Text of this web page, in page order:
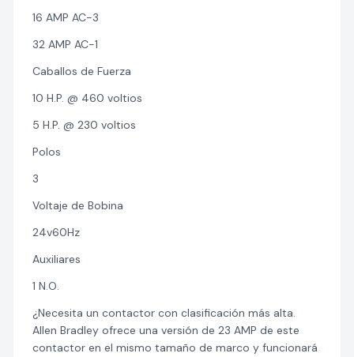
16 AMP AC-3
32 AMP AC-1
Caballos de Fuerza
10 H.P. @ 460 voltios
5 H.P. @ 230 voltios
Polos
3
Voltaje de Bobina
24v60Hz
Auxiliares
1 N.O.
¿Necesita un contactor con clasificación más alta.
Allen Bradley ofrece una versión de 23 AMP de este
contactor en el mismo tamaño de marco y funcionará